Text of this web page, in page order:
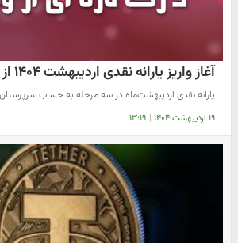
آغاز واریز یارانه نقدی اردیبهشت ۱۴۰۴ از فردا شنبه +جدول
یارانه نقدی اردیبهشت‌ماه در سه مرحله به حساب سرپرستان
۱۹ اردیبهشت ۱۴۰۴ | ۱۳:۱۹